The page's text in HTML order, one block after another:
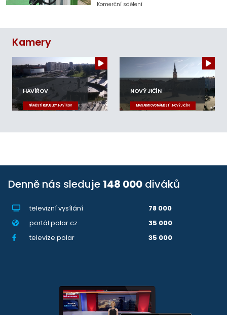
Komerční sdělení
Kamery
HAVÍŘOV
NÁMĚSTÍ REPUBLIKY, HAVÍŘOV
NOVÝ JIČÍN
MASARYKOVO NÁMĚSTÍ, NOVÝ JIČÍN
Denně nás sleduje 148 000 diváků
televizní vysílání
78 000
portál polar.cz
35 000
televize.polar
35 000